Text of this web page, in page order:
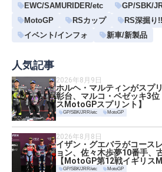
EWC/SAMURIDER/etc GP/SBK/
MotoGP
RSカップ RS深掘り!!
イベント/インフォ
新車/新製品
人気記事
2026年8月9日
ホルヘ・マルティンがスプ
彰台、マルコ・ベゼッキ3
スMotoGPスプリント】
GP/SBK/JRR/etc MotoGP
2026年8月8日
イザン・グエバラがコース
ョン、佐々木歩夢10番手、
【MotoGP第12戦イギリス
GP/SBK/JRR/etc MotoGP